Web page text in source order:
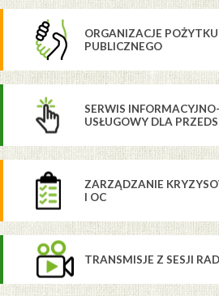
ORGANIZACJE POŻYTKU
PUBLICZNEGO
SERWIS INFORMACYJNO-
USŁUGOWY DLA
ZARZĄDZANIE
I OC
TRANSMISJE Z SESJI